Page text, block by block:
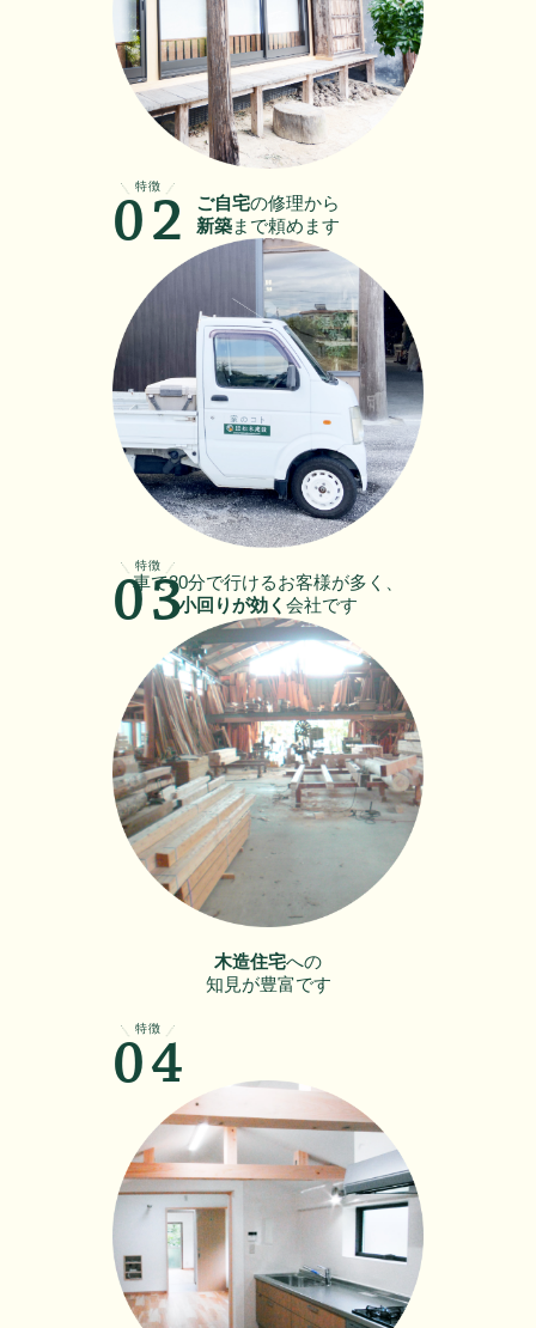
ご自宅の修理から
新築まで頼めます
特徴
02
車で30分で行けるお客様が多く、
小回りが効く 会社です
特徴
03
木造住宅への
知見が豊富です
特徴
04